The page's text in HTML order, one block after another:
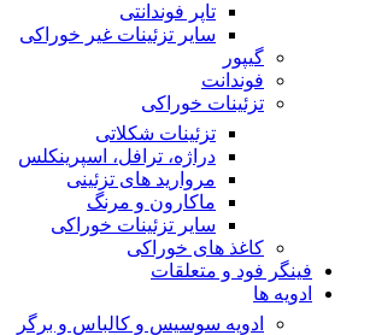
تاپر فوندانتی
سایر تزئینات غیر خوراکی
گیپور
فوندانت
تزئینات خوراکی
تزئینات شکلاتی
دراژه، ترافل، اسپرینکلس
مروارید های تزئینی
ماکارون و مرنگ
سایر تزئینات خوراکی
کاغذ های خوراکی
فینگر فود و متعلقات
ادویه ها
ادویه سوسیس و کالباس و برگر